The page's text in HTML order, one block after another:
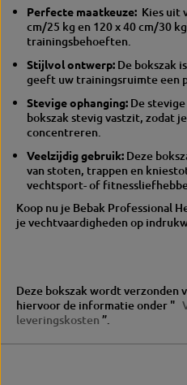
Perfecte maatkeuze: Kies uit
cm/25 kg en 120 x 40 cm/30
trainingsbehoeften.
Stijlvol ontwerp: De bokszak
geeft uw trainingsruimte een
Stevige ophanging: De
bokszak stevig vastzit, zodat
concentreren.
Veelzijdig gebruik: Deze
van stoten, trappen en
vechtsport- of
Koop nu je Bebak Professional
je vechtvaardigheden op
Deze bokszak wordt verzonden
hiervoor de informatie onder "
leveringskosten ”.